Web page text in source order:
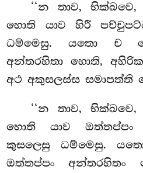
‘‘න තාව,
හොති යාව හිරී
ධම්මෙසු. යතො ච
අන්තරහිතා හොති,
අථ අකුසලස්ස සමාපත්ති
‘‘න තාව,
හොති යාව ඔත්තප්පං
කුසලෙසු ධම්මෙසු.
ඔත්තප්පං අන්තරහිතං